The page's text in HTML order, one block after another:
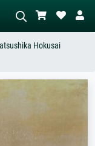
Sie die Szene – z.B. Grüne
Hokusai